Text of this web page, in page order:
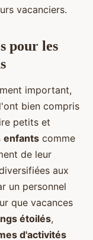
vacanciers.
pour les
important,
bien compris
petits et
enfants comme
de leur
aux
un personnel
que vacances
étoilés,
d'activités